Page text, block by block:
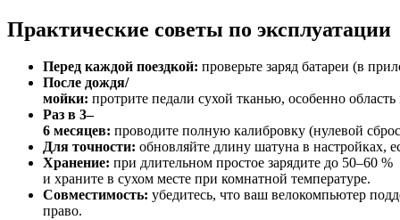
Практические советы по эксплуатации
Перед каждой поездкой: проверьте заряд батареи (в
После дождя/
мойки: протрите педали сухой тканью, особенно область
Раз в 3–
6 месяцев: проводите полную калибровку (нулевой
Для точности: обновляйте длину шатуна в настройках,
Хранение: при длительном простое зарядите до 50–60 %
и храните в сухом месте при комнатной температуре.
Совместимость: убедитесь, что ваш велокомпьютер
право.